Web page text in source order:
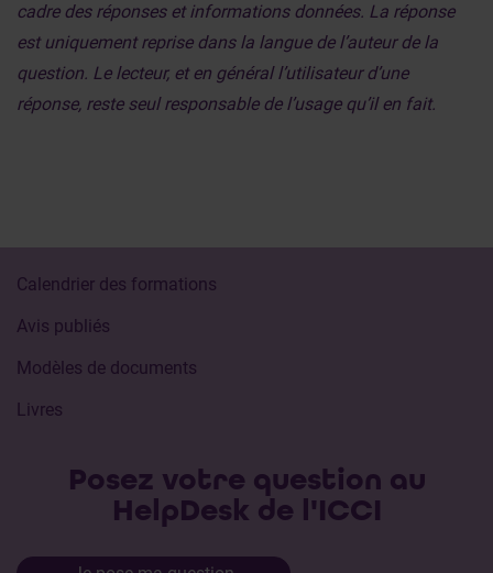
cadre des réponses et informations données. La réponse
est uniquement reprise dans la langue de l’auteur de la
question. Le lecteur, et en général l’utilisateur d’une
réponse, reste seul responsable de l’usage qu’il en fait.
Calendrier des formations
Avis publiés
Modèles de documents
Livres
Posez votre question au
HelpDesk de l'ICCI